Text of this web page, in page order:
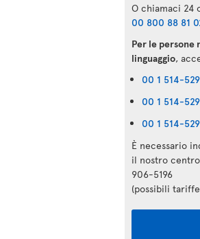
O chiamaci 24
00 800 88 81
Per le persone
linguaggio,
00 1 514-
00 1 514-
00 1 514-
È necessario
il nostro
906-5196
(possibili